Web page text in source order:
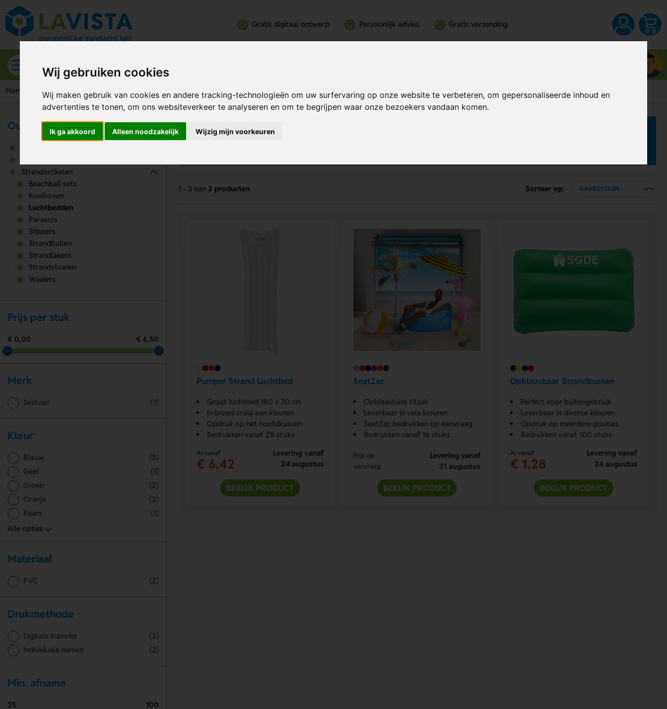
Wij gebruiken cookies
Wij maken gebruik van cookies en andere tracking-technologieën om uw surfervaring op onze website te verbeteren, om gepersonaliseerde inhoud en
advertenties te tonen, om ons websiteverkeer te analyseren en om te begrijpen waar onze bezoekers vandaan komen.
Ik ga akkoord Alleen noodzakelijk Wijzig mijn voorkeuren
Gratis digitaal ontwerp Persoonlijk advies Gratis verzending
Alle categorieën
Home Strandartikelen Luchtbedden
Luchtbedden bedrukken
1 - 3 van 3 producten Sorteer op:
Pumper Strand Luchtbed
Groot luchtbed 180 x 70 cm
In breed scala aan kleuren
Opdruk op het hoofdkussen
Bedrukken vanaf 25 stuks
Al vanaf
€ 6,42
Levering vanaf
24 augustus
BEKIJK PRODUCT
SeatZac
Opblaasbare zitzak
Leverbaar in vele kleuren
SeatZac bedrukken op aanvraag
Bedrukken vanaf 16 stuks
Prijs op
aanvraag
Levering vanaf
31 augustus
BEKIJK PRODUCT
Opblaasbaar Strandkussen
Perfect voor buitengebruik
Leverbaar in diverse kleuren
Opdruk op meerdere posities
Bedrukken vanaf 100 stuks
Al vanaf
€ 1,28
Levering vanaf
24 augustus
BEKIJK PRODUCT
Outdoor & Vrije tijd
Strandartikelen
Beachball sets
Koelboxen
Luchtbedden
Parasols
Slippers
Strandballen
Strandlakens
Strandstoelen
Waaiers
Prijs per stuk
€ 0,00 € 6,50
Merk
Seatzac (1)
Kleur
Blauw
(3)
Geel
(1)
Groen
(2)
Oranje
(2)
Paars
(1)
Materiaal
PVC (2)
Drukmethode
Digitale transfer
(2)
Individuele namen
(2)
Min. afname
25 100